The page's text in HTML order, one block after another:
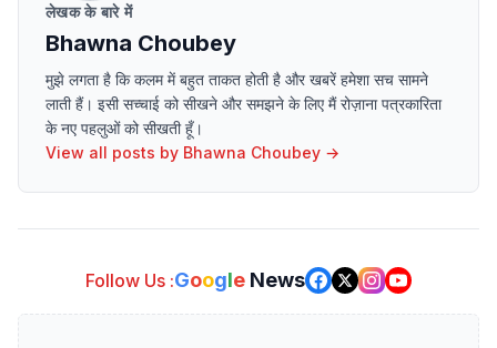
लेखक के बारे में
Bhawna Choubey
मुझे लगता है कि कलम में बहुत ताकत होती है और खबरें हमेशा सच सामने
लाती हैं। इसी सच्चाई को सीखने और समझने के लिए मैं रोज़ाना पत्रकारिता
के नए पहलुओं को सीखती हूँ।
View all posts by Bhawna Choubey →
Follow Us :Google News